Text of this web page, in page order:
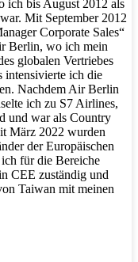
bis August 2012 als
Mit September 2012
Corporate Sales“
Berlin, wo ich mein
globalen Vertriebes
intensivierte ich die
Nachdem Air Berlin
ich zu S7 Airlines,
und war als Country
März 2022 wurden
der Europäischen
für die Bereiche
CEE zuständig und
Taiwan mit meinen